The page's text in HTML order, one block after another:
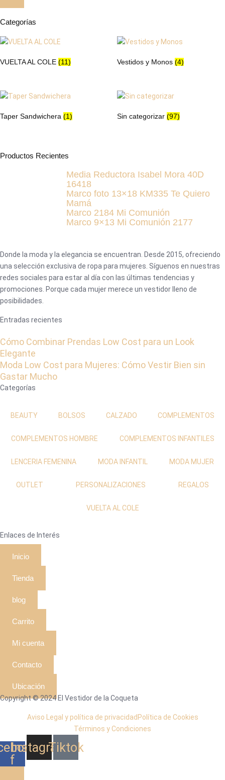
Categorías
VUELTA AL COLE (11) Vestidos y Monos (4)
Taper Sandwichera (1) Sin categorizar (97)
Productos Recientes
Media Reductora Isabel Mora 40D
16418
Marco foto 13×18 KM335 Te Quiero
Mamá
Marco 2184 Mi Comunión
Marco 9×13 Mi Comunión 2177
Donde la moda y la elegancia se encuentran. Desde 2015, ofreciendo
una selección exclusiva de ropa para mujeres. Síguenos en nuestras
redes sociales para estar al día con las últimas tendencias y
promociones. Porque cada mujer merece un vestidor lleno de
posibilidades.
Entradas recientes
Cómo Combinar Prendas Low Cost para un Look
Elegante
Moda Low Cost para Mujeres: Cómo Vestir Bien sin
Gastar Mucho
Categorías
BEAUTY BOLSOS CALZADO COMPLEMENTOS
COMPLEMENTOS HOMBRE COMPLEMENTOS INFANTILES
LENCERIA FEMENINA MODA INFANTIL MODA MUJER
OUTLET PERSONALIZACIONES REGALOS
VUELTA AL COLE
Enlaces de Interés
Inicio
Tienda
blog
Carrito
Mi cuenta
Contacto
Ubicación
Copyright © 2024 El Vestidor de la Coqueta
Aviso Legal y política de privacidad Política de Cookies
Términos y Condiciones
f
Instagram
Tiktok